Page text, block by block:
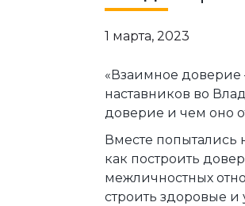
1 марта, 2023
«Взаимное доверие
наставников во
доверие и чем оно
Вместе попытались
как построить
межличностных
строить здоровые